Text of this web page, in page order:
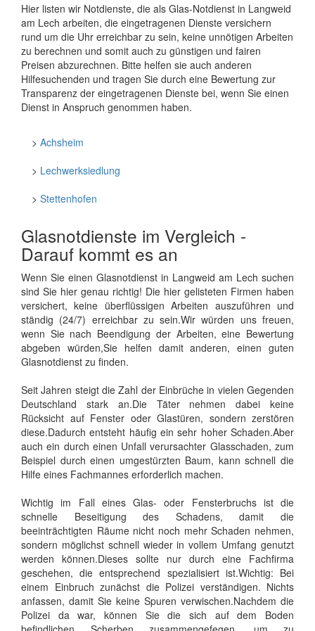
Hier listen wir Notdienste, die als Glas-Notdienst in Langweid
am Lech arbeiten, die eingetragenen Dienste versichern
rund um die Uhr erreichbar zu sein, keine unnötigen Arbeiten
zu berechnen und somit auch zu günstigen und fairen
Preisen abzurechnen. Bitte helfen sie auch anderen
Hilfesuchenden und tragen Sie durch eine Bewertung zur
Transparenz der eingetragenen Dienste bei, wenn Sie einen
Dienst in Anspruch genommen haben.
> Achsheim
> Lechwerksiedlung
> Stettenhofen
Glasnotdienste im Vergleich -
Darauf kommt es an
Wenn Sie einen Glasnotdienst in Langweid am Lech suchen
sind Sie hier genau richtig! Die hier gelisteten Firmen haben
versichert, keine überflüssigen Arbeiten auszuführen und
ständig (24/7) erreichbar zu sein.Wir würden uns freuen,
wenn Sie nach Beendigung der Arbeiten, eine Bewertung
abgeben würden,Sie helfen damit anderen, einen guten
Glasnotdienst zu finden.
Seit Jahren steigt die Zahl der Einbrüche in vielen Gegenden
Deutschland stark an.Die Täter nehmen dabei keine
Rücksicht auf Fenster oder Glastüren, sondern zerstören
diese.Dadurch entsteht häufig ein sehr hoher Schaden.Aber
auch ein durch einen Unfall verursachter Glasschaden, zum
Beispiel durch einen umgestürzten Baum, kann schnell die
Hilfe eines Fachmannes erforderlich machen.
Wichtig im Fall eines Glas- oder Fensterbruchs ist die
schnelle Beseitigung des Schadens, damit die
beeinträchtigten Räume nicht noch mehr Schaden nehmen,
sondern möglichst schnell wieder in vollem Umfang genutzt
werden können.Dieses sollte nur durch eine Fachfirma
geschehen, die entsprechend spezialisiert ist.Wichtig: Bei
einem Einbruch zunächst die Polizei verständigen. Nichts
anfassen, damit Sie keine Spuren verwischen.Nachdem die
Polizei da war, können Sie die sich auf dem Boden